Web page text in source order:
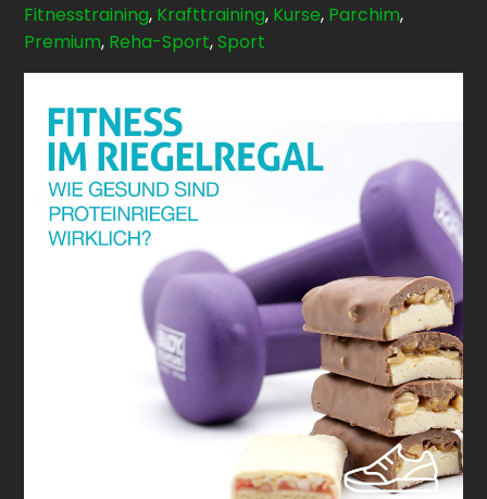
Fitnesstraining, Krafttraining, Kurse, Parchim,
Premium, Reha-Sport,Sport